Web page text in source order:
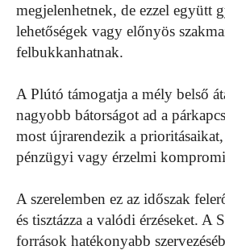
megjelenhetnek, de ezzel együtt
lehetőségek vagy előnyös
felbukkanhatnak.
A Plútó támogatja a mély belső
nagyobb bátorságot ad a
most újrarendezik a
pénzügyi vagy érzelmi
A szerelemben ez az időszak
és tisztázza a valódi érzéseket. A
források hatékonyabb